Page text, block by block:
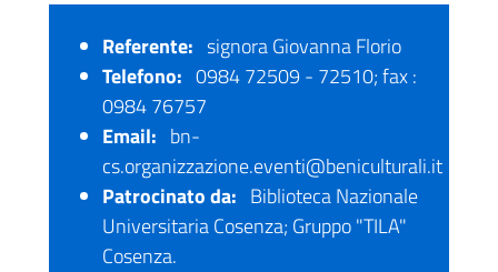
Referente: signora Giovanna Florio
Telefono: 0984 72509 - 72510; fax :
0984 76757
Email: bn-
cs.organizzazione.eventi@beniculturali.it
Patrocinato da: Biblioteca Nazionale
Universitaria Cosenza; Gruppo "TILA"
Cosenza.